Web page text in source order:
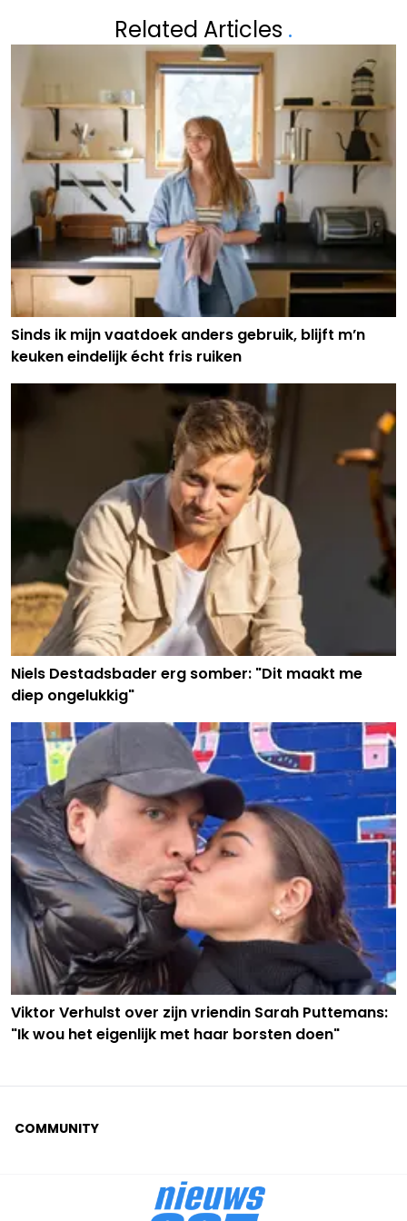
Related Articles .
Sinds ik mijn vaatdoek anders gebruik, blijft m’n
keuken eindelijk écht fris ruiken
Niels Destadsbader erg somber: "Dit maakt me
diep ongelukkig"
Viktor Verhulst over zijn vriendin Sarah Puttemans:
"Ik wou het eigenlijk met haar borsten doen"
COMMUNITY